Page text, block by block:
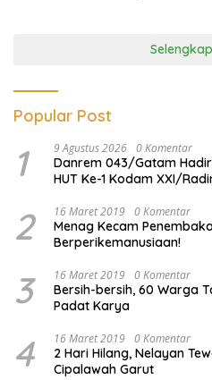
Popular Post
1 9 Agustus 2026 0 Komentar
Danrem 043/Gatam
HUT Ke-1 Kodam XXI/
2 16 Maret 2019 0 Komentar
Menag Kecam
Berperikemanusiaan!
3 16 Maret 2019 0 Komentar
Bersih-bersih, 60 Warga
Padat Karya
4 16 Maret 2019 0 Komentar
2 Hari Hilang, Nelayan
Cipalawah Garut